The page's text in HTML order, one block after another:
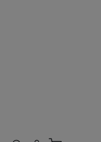
Uživatelská
Košík